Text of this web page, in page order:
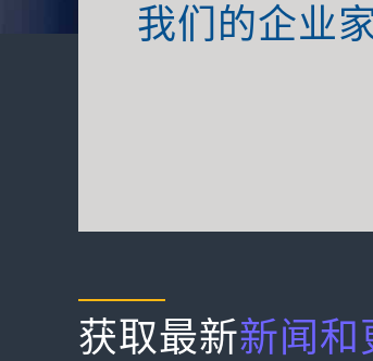
我们的企业
获取最新新闻和